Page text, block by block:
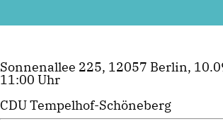
Sonnenallee 225, 12057 Berlin,
11:00 Uhr
CDU Tempelhof-Schöneberg